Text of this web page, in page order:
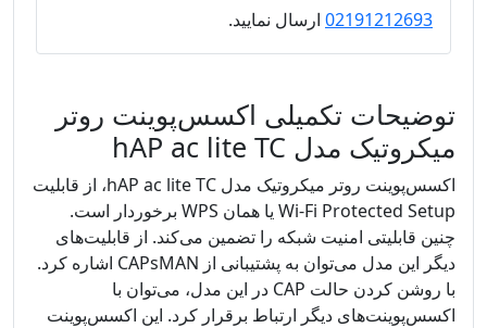
02191212693 ارسال نمایید.
توضیحات تکمیلی اکسس‌پوینت روتر
میکروتیک مدل hAP ac lite TC
اکسس‌پوینت روتر میکروتیک مدل hAP ac lite TC، از قابلیت
Wi-Fi Protected Setup یا همان WPS برخوردار است.
چنین قابلیتی امنیت شبکه را تضمین می‌کند. از قابلیت‌های
دیگر این مدل می‌توان به پشتیبانی از CAPsMAN اشاره کرد.
با روشن کردن حالت CAP در این مدل، می‌توان با
اکسس‌پوینت‌های دیگر ارتباط برقرار کرد. این اکسس‌پوینت